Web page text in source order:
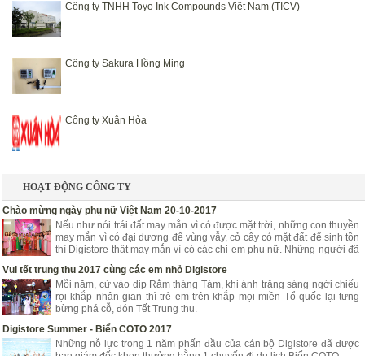
Công ty TNHH Toyo Ink Compounds Việt Nam (TICV)
Công ty Sakura Hồng Ming
Công ty Xuân Hòa
HOẠT ĐỘNG CÔNG TY
Chào mừng ngày phụ nữ Việt Nam 20-10-2017
Nếu như nói trái đất may mắn vì có được mặt trời, những con thuyền
may mắn vì có đại dương để vùng vẫy, cỏ cây có mặt đất để sinh tồn
thì Digistore thật may mắn vì có các chị em phụ nữ. Những người đã
góp phần mang lại niềm vui, hạnh phúc, tươi trẻ cho Digistore.
Vui tết trung thu 2017 cùng các em nhỏ Digistore
Mỗi năm, cứ vào dịp Rằm tháng Tám, khi ánh trăng sáng ngời chiếu
rọi khắp nhân gian thì trẻ em trên khắp mọi miền Tổ quốc lại tưng
bừng phá cỗ, đón Tết Trung thu.
Digistore Summer - Biển COTO 2017
Những nỗ lực trong 1 năm phấn đầu của cán bộ Digistore đã được